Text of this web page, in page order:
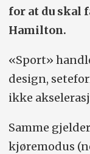
for at du skal
Hamilton.
«Sport»
design,
ikke
Samme
kjøremodus